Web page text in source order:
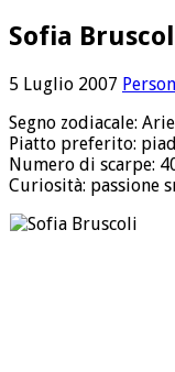
Sofia
5 Luglio 2007
Segno zodiacale:
Piatto preferito:
Numero di scarpe:
Curiosità: passione